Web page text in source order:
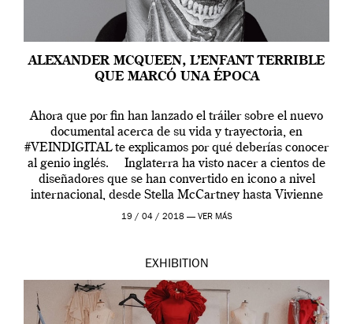
ALEXANDER MCQUEEN, L’ENFANT TERRIBLE
QUE MARCÓ UNA ÉPOCA
Ahora que por fin han lanzado el tráiler sobre el nuevo
documental acerca de su vida y trayectoria, en
#VEINDIGITAL te explicamos por qué deberías conocer
al genio inglés. Inglaterra ha visto nacer a cientos de
diseñadores que se han convertido en icono a nivel
internacional, desde Stella McCartney hasta Vivienne
Westwood pasando […]
19 / 04 / 2018 — VER MÁS
EXHIBITION